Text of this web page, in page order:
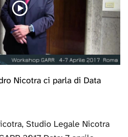
Nicotra ci parla di Data
Studio Legale Nicotra